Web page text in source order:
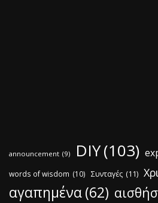
announcement (9) DIY(103)
words of wisdom (10) Συνταγές (11)
αγαπημένα(62)